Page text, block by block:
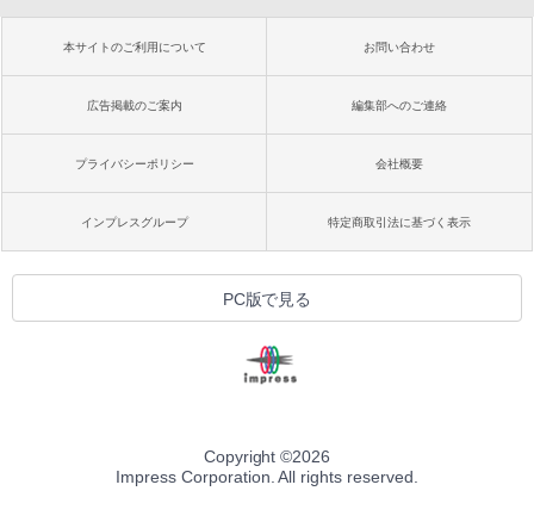
本サイトのご利用について お問い合わせ
広告掲載のご案内 編集部へのご連絡
プライバシーポリシー 会社概要
インプレスグループ 特定商取引法に基づく表示
PC版で見る
Copyright ©2026
Impress Corporation. All rights reserved.